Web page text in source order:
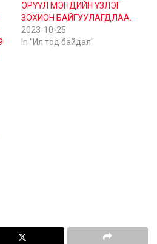
ЭРҮҮЛ МЭНДИЙН ҮЗЛЭГ
ЗОХИОН БАЙГУУЛАГДЛАА.
2023-10-25
In "Ил тод байдал"